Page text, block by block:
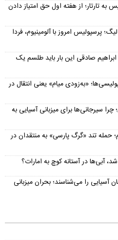
تارتار؛ از هفته اول حق امتیاز دادن
پرسپولیس امروز با آلومینیوم، فردا
ابراهیم صادقی این بار باید طلسم یک
«به‌زودی میام» یعنی انتقال در
سیرجانی‌ها برای میزبانی آسیایی به
حمله تند «گرگ پارسی» به منتقدان در
۲۷ مرداد حریفان آسیایی را می‌شناسند؛ بحران میزبانی